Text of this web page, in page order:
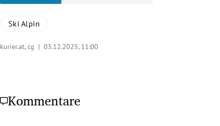
Ski Alpin
kurier.at, cg | 03.12.2025, 11:00
Kommentare